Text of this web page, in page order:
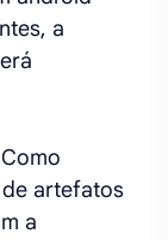
a
artefatos
a